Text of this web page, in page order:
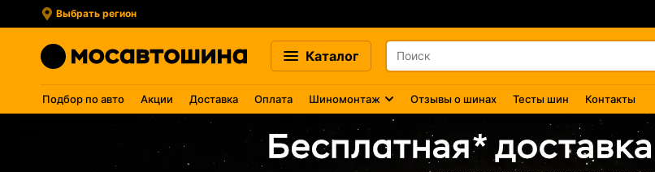
Выбрать регион
Каталог
Подбор по авто Акции Доставка Оплата Шиномонтаж Отзывы о шинах Тесты шин Контакты